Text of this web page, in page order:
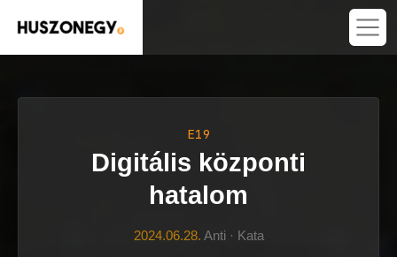
E19
Digitális központi
hatalom
2024.06.28. Anti · Kata